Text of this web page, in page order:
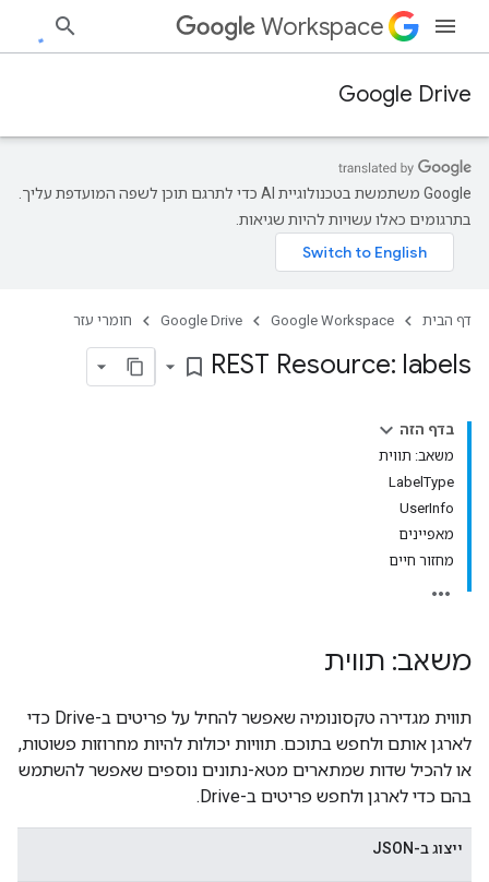
Workspace
Google Drive
‫Google משתמשת בטכנולוגיית AI כדי לתרגם תוכן לשפה המועדפת עליך.
בתרגומים כאלו עשויות להיות שגיאות.
דף הבית Google Workspace
Google Drive חומרי עזר
REST Resource: labels
bookmark_border
בדף הזה
משאב: תווית
LabelType
UserInfo
מאפיינים
מחזור חיים
משאב: תווית
תווית מגדירה טקסונומיה שאפשר להחיל על פריטים ב-Drive כדי
לארגן אותם ולחפש בתוכם. תוויות יכולות להיות מחרוזות פשוטות,
או להכיל שדות שמתארים מטא-נתונים נוספים שאפשר להשתמש
בהם כדי לארגן ולחפש פריטים ב-Drive.
ייצוג ב-JSON